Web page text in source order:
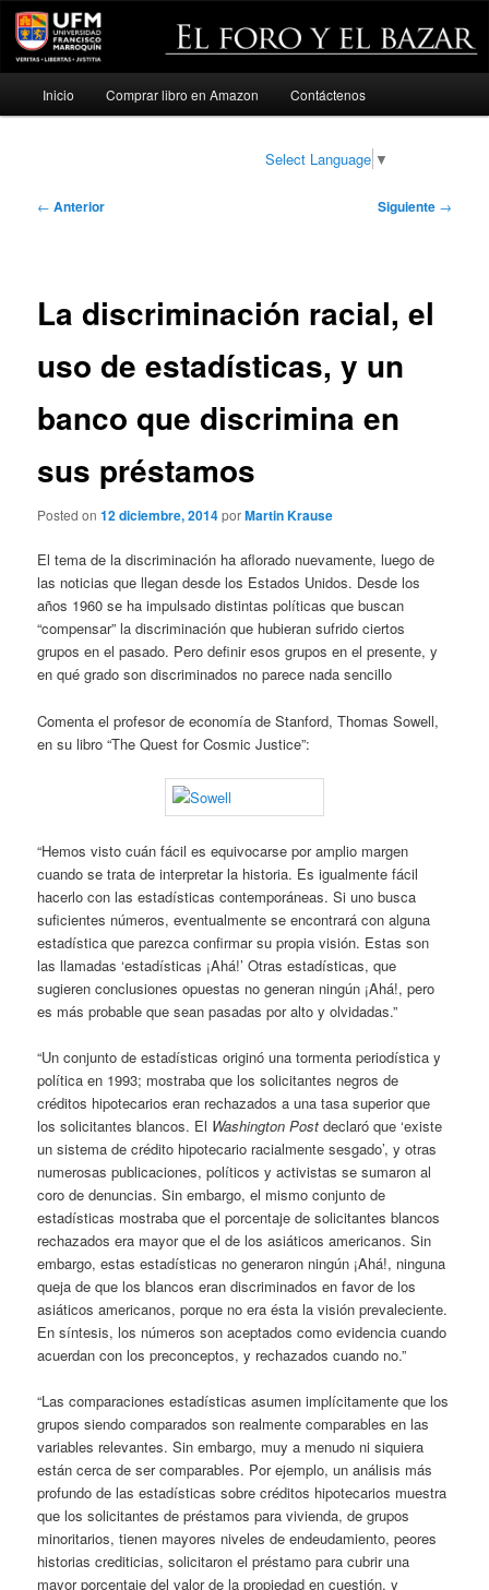
Ir
Inicio Comprar libro en Amazon Contáctenos
Select Language ▼
Navegación
← Anterior Siguiente →
La discriminación racial, el
uso de estadísticas, y un
banco que discrimina en
sus préstamos
Posted on12 diciembre, 2014porMartin Krause
El tema de la discriminación ha aflorado nuevamente, luego de
las noticias que llegan desde los Estados Unidos. Desde los
años 1960 se ha impulsado distintas políticas que buscan
“compensar” la discriminación que hubieran sufrido ciertos
grupos en el pasado. Pero definir esos grupos en el presente, y
en qué grado son discriminados no parece nada sencillo
Comenta el profesor de economía de Stanford, Thomas Sowell,
en su libro “The Quest for Cosmic Justice”:
“Hemos visto cuán fácil es equivocarse por amplio margen
cuando se trata de interpretar la historia. Es igualmente fácil
hacerlo con las estadísticas contemporáneas. Si uno busca
suficientes números, eventualmente se encontrará con alguna
estadística que parezca confirmar su propia visión. Estas son
las llamadas ‘estadísticas ¡Ahá!’ Otras estadísticas, que
sugieren conclusiones opuestas no generan ningún ¡Ahá!, pero
es más probable que sean pasadas por alto y olvidadas.”
“Un conjunto de estadísticas originó una tormenta periodística y
política en 1993; mostraba que los solicitantes negros de
créditos hipotecarios eran rechazados a una tasa superior que
los solicitantes blancos. El Washington Post declaró que ‘existe
un sistema de crédito hipotecario racialmente sesgado’, y otras
numerosas publicaciones, políticos y activistas se sumaron al
coro de denuncias. Sin embargo, el mismo conjunto de
estadísticas mostraba que el porcentaje de solicitantes blancos
rechazados era mayor que el de los asiáticos americanos. Sin
embargo, estas estadísticas no generaron ningún ¡Ahá!, ninguna
queja de que los blancos eran discriminados en favor de los
asiáticos americanos, porque no era ésta la visión prevaleciente.
En síntesis, los números son aceptados como evidencia cuando
acuerdan con los preconceptos, y rechazados cuando no.”
“Las comparaciones estadísticas asumen implícitamente que los
grupos siendo comparados son realmente comparables en las
variables relevantes. Sin embargo, muy a menudo ni siquiera
están cerca de ser comparables. Por ejemplo, un análisis más
profundo de las estadísticas sobre créditos hipotecarios muestra
que los solicitantes de préstamos para vivienda, de grupos
minoritarios, tienen mayores niveles de endeudamiento, peores
historias crediticias, solicitaron el préstamo para cubrir una
mayor porcentaje del valor de la propiedad en cuestión, y